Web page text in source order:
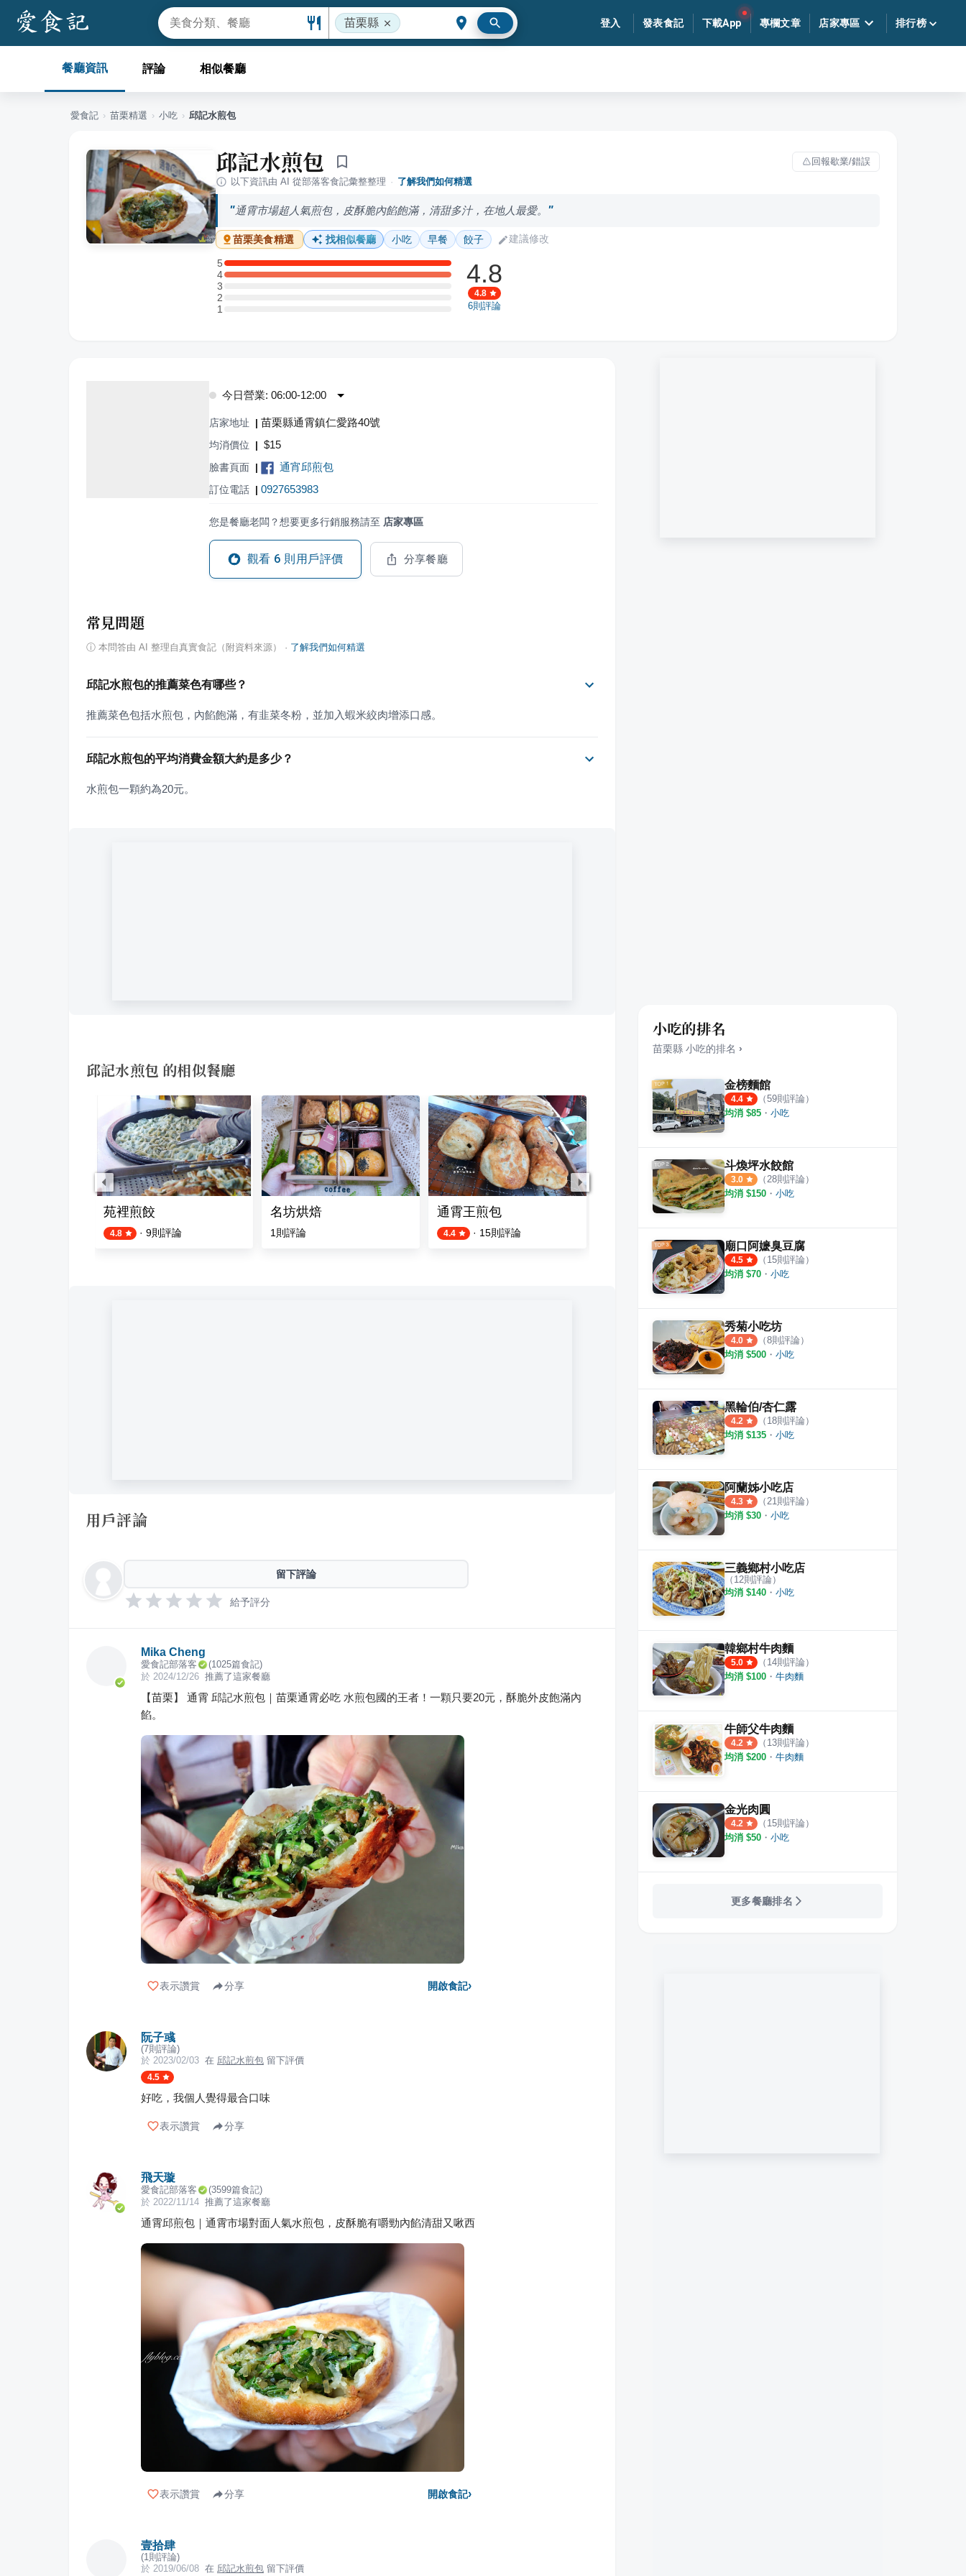
苗栗縣 登入 發表食記 下載App 專欄文章 店家專區 排行榜
餐廳資訊 評論 相似餐廳
愛食記 › 苗栗精選 › 小吃 › 邱記水煎包
邱記水煎包
回報歇業/錯誤
以下資訊由 AI 從部落客食記彙整整理 · 了解我們如何精選
通霄市場超人氣煎包，皮酥脆內餡飽滿，清甜多汁，在地人最愛。
苗栗美食精選 找相似餐廳 小吃 早餐 餃子 建議修改
5
5 星：1 則評論
4
4 星：1 則評論
3
3 星：0 則評論
2
2 星：0 則評論
11 星：0 則評論
4.8
4.8
6則評論
今日營業: 06:00-12:00
店家地址 | 苗栗縣通霄鎮仁愛路40號
均消價位 | $15
臉書頁面 | 通宵邱煎包
訂位電話 | 0927653983
您是餐廳老闆？想要更多行銷服務請至 店家專區
觀看 6 則用戶評價 分享餐廳
常見問題
ⓘ 本問答由 AI 整理自真實食記（附資料來源） · 了解我們如何精選
邱記水煎包的推薦菜色有哪些？
推薦菜色包括水煎包，內餡飽滿，有韭菜冬粉，並加入蝦米絞肉增添口感。
邱記水煎包的平均消費金額大約是多少？
水煎包一顆約為20元。
邱記水煎包 的相似餐廳
苑裡煎餃
4.8 · 9則評論
名坊烘焙
1 則評論
通霄王煎包
4.4 · 15則評論
吳家通霄煎包（傳承原創張家）
用戶評論
留下評論
給予評分
Mika Cheng
愛食記部落客 (1025篇食記)
於 2024/12/26 推薦了這家餐廳
【苗栗】 通霄 邱記水煎包｜苗栗通霄必吃 水煎包國的王者！一顆只要20元，酥脆外皮飽滿內
餡。
表示讚賞 分享 開啟食記›
阮子彧
(7則評論)
於 2023/02/03 在 邱記水煎包 留下評價
4.5
好吃，我個人覺得最合口味
表示讚賞 分享
飛天璇
愛食記部落客 (3599篇食記)
於 2022/11/14 推薦了這家餐廳
通霄邱煎包｜通霄市場對面人氣水煎包，皮酥脆有嚼勁內餡清甜又啾西
表示讚賞 分享 開啟食記›
壹拾肆
(1則評論)
於 2019/06/08 在 邱記水煎包 留下評價
小吃的排名
苗栗縣 小吃的排名 ›
金榜麵館
4.4 （59則評論）
均消 $85 ・ 小吃
斗煥坪水餃館
3.0 （ 28則評論）
均消 $150 ・ 小吃
廟口阿嬷臭豆腐
4.5 （ 15則評論）
均消 $70 ・ 小吃
秀菊小吃坊
4.0 （8則評論）
均消 $500 ・ 小吃
黑輪伯/杏仁露
4.2 （ 18則評論）
均消 $135 ・ 小吃
阿蘭姊小吃店
4.3 （ 21 則評論）
均消 $30 ・ 小吃
三義鄉村小吃店
（ 12則評論）
均消 $140 ・ 小吃
韓鄉村牛肉麵
5.0 （ 14則評論）
均消 $100 ・ 牛肉麵
牛師父牛肉麵
4.2 （ 13則評論）
均消 $200 ・ 牛肉麵
金光肉圓
4.2 （ 15則評論）
均消 $50 ・ 小吃
更多餐廳排名